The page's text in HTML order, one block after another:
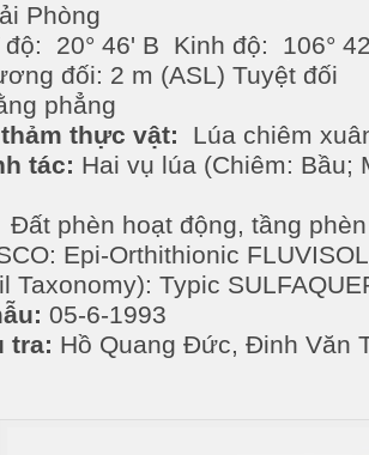
Phòng
độ: 20° 46' B Kinh độ: 106°
đối: 2 m (ASL) Tuyệt đối
phẳng
thực vật: Lúa chiêm
tác: Hai vụ lúa (Chiêm: Bầu;
Đất phèn hoạt động, tầng
Epi-Orthithionic
Taxonomy): Typic
05-6-1993
tra: Hồ Quang Đức, Đinh Văn